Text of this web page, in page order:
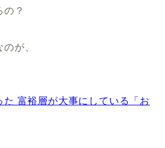
？
が、
た 富裕層が大事にしている「お